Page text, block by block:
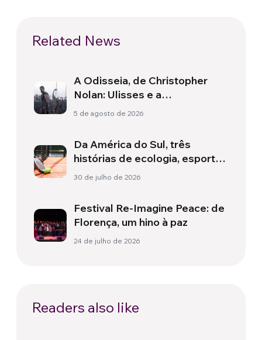
Related News
A Odisseia, de Christopher
Nolan: Ulisses e a
necessidade de um novo
5 de agosto de 2026
Da América do Sul, três
histórias de ecologia, esporte
e saúde
30 de julho de 2026
Festival Re-Imagine Peace: de
Florença, um hino à paz
24 de julho de 2026
Readers also like